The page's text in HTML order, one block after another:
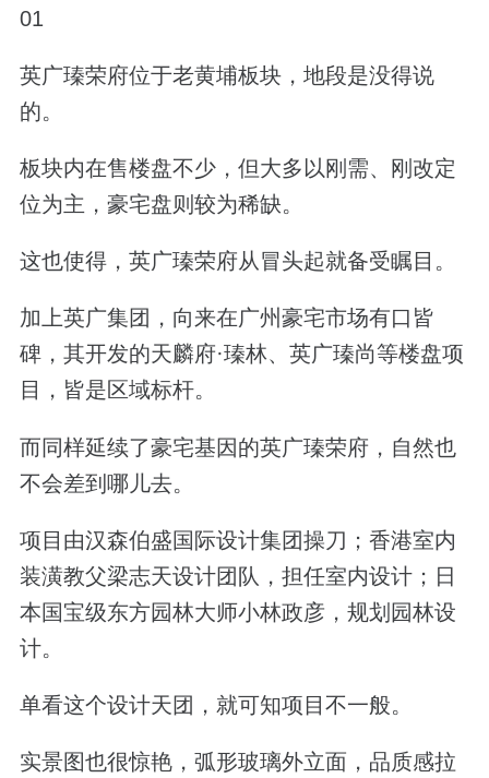
01
英广瑧荣府位于老黄埔板块，地段是没得说
的。
板块内在售楼盘不少，但大多以刚需、刚改定
位为主，豪宅盘则较为稀缺。
这也使得，英广瑧荣府从冒头起就备受瞩目。
加上英广集团，向来在广州豪宅市场有口皆
碑，其开发的天麟府·瑧林、英广瑧尚等楼盘项
目，皆是区域标杆。
而同样延续了豪宅基因的英广瑧荣府，自然也
不会差到哪儿去。
项目由汉森伯盛国际设计集团操刀；香港室内
装潢教父梁志天设计团队，担任室内设计；日
本国宝级东方园林大师小林政彦，规划园林设
计。
单看这个设计天团，就可知项目不一般。
实景图也很惊艳，弧形玻璃外立面，品质感拉